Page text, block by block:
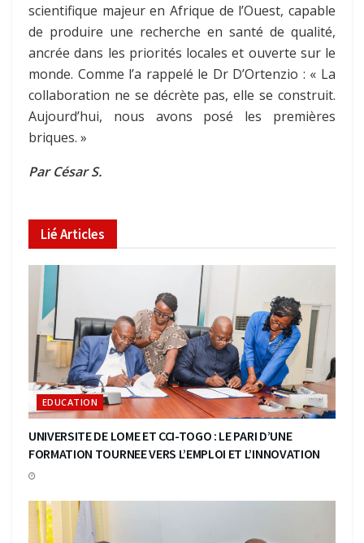
scientifique majeur en Afrique de l’Ouest, capable
de produire une recherche en santé de qualité,
ancrée dans les priorités locales et ouverte sur le
monde. Comme l’a rappelé le Dr D’Ortenzio : « La
collaboration ne se décrète pas, elle se construit.
Aujourd’hui, nous avons posé les premières
briques. »
Par César S.
LiéArticles
EDUCATION
UNIVERSITE DE LOME ET CCI-TOGO : LE PARI D’UNE
FORMATION TOURNEE VERS L’EMPLOI ET L’INNOVATION